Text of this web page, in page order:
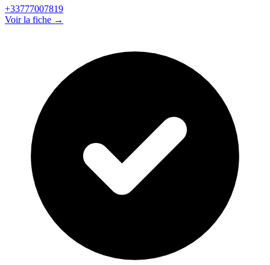
+33777007819
Voir la fiche →